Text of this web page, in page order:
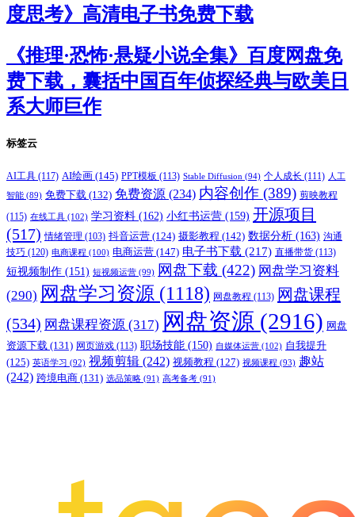
度思考》高清电子书免费下载
《推理·恐怖·悬疑小说全集》百度网盘免
费下载，囊括中国百年侦探经典与欧美日
系大师巨作
标签云
AI工具 (117) AI绘画 (145) PPT模板 (113) Stable Diffusion (94) 个人成长 (111) 人工
智能 (89) 免费下载 (132) 免费资源 (234) 内容创作 (389) 剪映教程
(115) 在线工具 (102) 学习资料 (162) 小红书运营 (159) 开源项目
(517) 情绪管理 (103) 抖音运营 (124) 摄影教程 (142) 数据分析 (163) 沟通
技巧 (120) 电商课程 (100) 电商运营 (147) 电子书下载 (217) 直播带货 (113)
短视频制作 (151) 短视频运营 (99) 网盘下载 (422) 网盘学习资料
(290) 网盘学习资源 (1118) 网盘教程 (113) 网盘课程
(534) 网盘课程资源 (317) 网盘资源 (2916) 网盘
资源下载 (131) 网页游戏 (113) 职场技能 (150) 自媒体运营 (102) 自我提升
(125) 英语学习 (92) 视频剪辑 (242) 视频教程 (127) 视频课程 (93) 趣站
(242) 跨境电商 (131) 选品策略 (91) 高考备考 (91)